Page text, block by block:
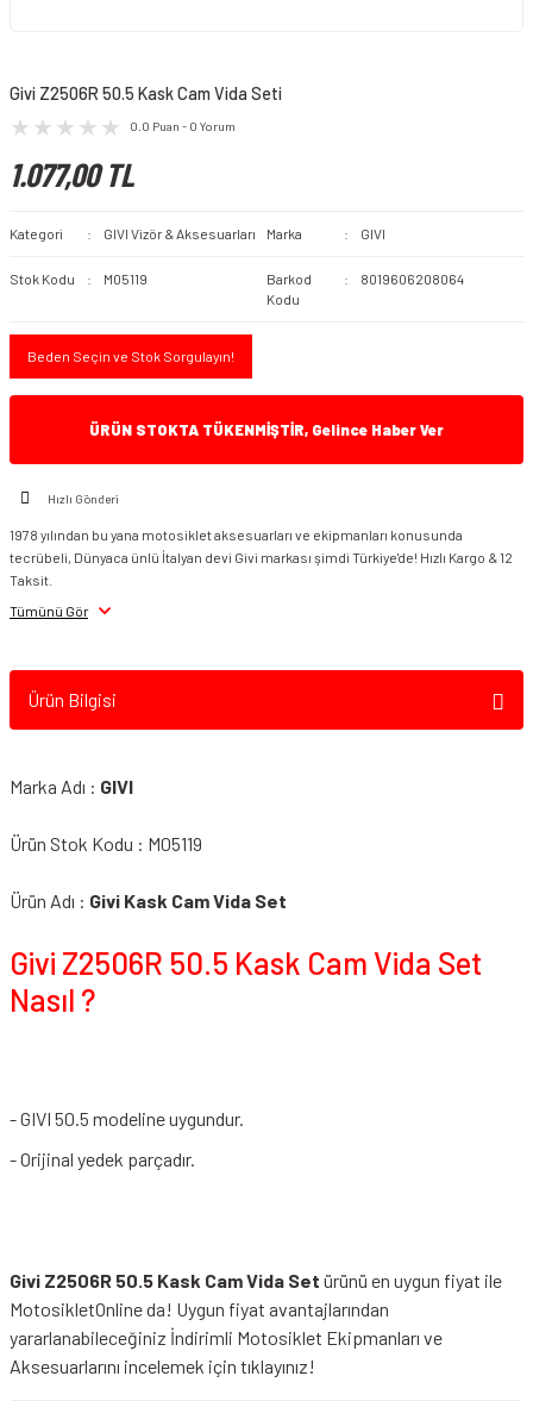
Givi Z2506R 50.5 Kask Cam Vida Seti
0.0 Puan - 0 Yorum
1.077,00 TL
Kategori GIVI Vizör & Aksesuarları Marka GIVI
Stok Kodu M05119
Barkod
Kodu
8019606208064
Beden Seçin ve Stok Sorgulayın!
ÜRÜN STOKTA TÜKENMİŞTİR, Gelince Haber Ver
Hızlı Gönderi
1978 yılından bu yana motosiklet aksesuarları ve ekipmanları konusunda
tecrübeli, Dünyaca ünlü İtalyan devi Givi markası şimdi Türkiye'de! Hızlı Kargo & 12
Taksit.
Tümünü Gör
Ürün Bilgisi
Marka Adı : GIVI
Ürün Stok Kodu : M05119
Ürün Adı : Givi Kask Cam Vida Set
Givi Z2506R 50.5 Kask Cam Vida Set
Nasıl ?
- GIVI 50.5 modeline uygundur.
- Orijinal yedek parçadır.
Givi Z2506R 50.5 Kask Cam Vida Set ürünü en uygun fiyat ile
MotosikletOnline da! Uygun fiyat avantajlarından
yararlanabileceğiniz İndirimli Motosiklet Ekipmanları ve
Aksesuarlarını incelemek için tıklayınız!